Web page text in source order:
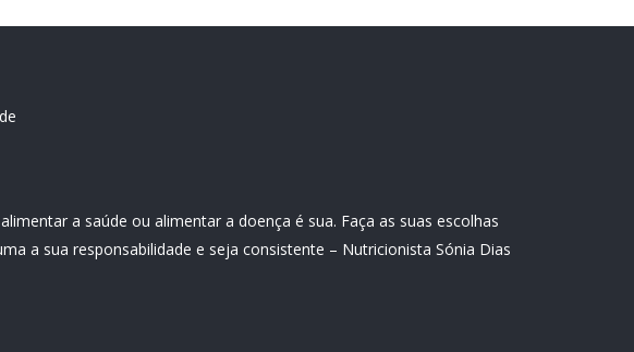
a saúde ou alimentar a doença é sua. Faça as suas escolhas
a sua responsabilidade e seja consistente – Nutricionista Sónia Dias